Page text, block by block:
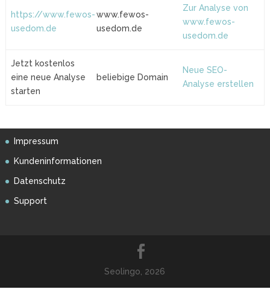
https://www.fewos-
usedom.de
www.fewos-
usedom.de
Zur Analyse von
www.fewos-
usedom.de
Jetzt kostenlos
eine neue Analyse
starten
beliebige Domain
Neue SEO-
Analyse erstellen
Impressum
Kundeninformationen
Datenschutz
Support
Seolingo, 2026